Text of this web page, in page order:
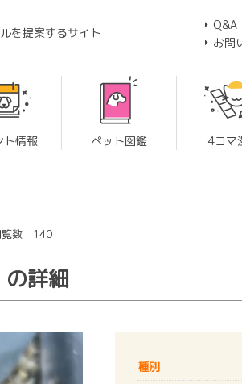
を提案するサイト
Q&A
お問
ト情報 ペット図鑑 4コマ
覧数 140
詳細
種別